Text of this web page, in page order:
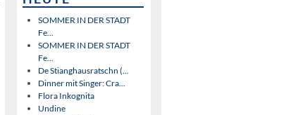
SOMMER IN DER STADT
Fe...
SOMMER IN DER STADT
Fe...
De Stianghausratschn (...
Dinner mit Singer: Cra...
Flora Inkognita
Undine